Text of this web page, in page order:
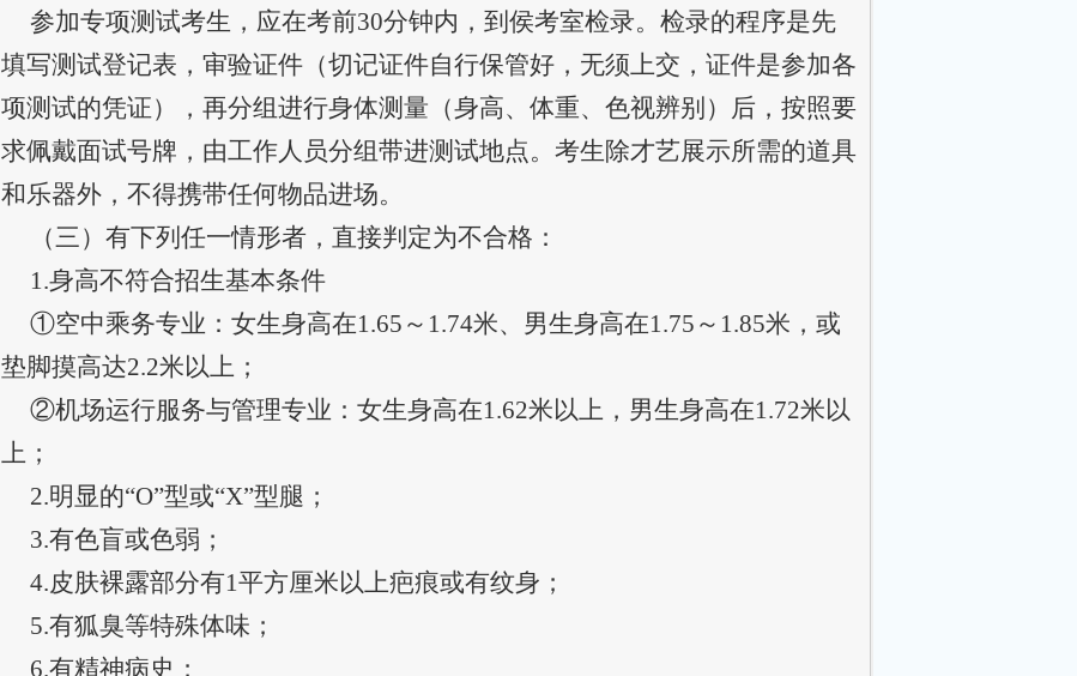
参加专项测试考生，应在考前30分钟内，到侯考室检录。检录的程序是先
填写测试登记表，审验证件（切记证件自行保管好，无须上交，证件是参加各
项测试的凭证），再分组进行身体测量（身高、体重、色视辨别）后，按照要
求佩戴面试号牌，由工作人员分组带进测试地点。考生除才艺展示所需的道具
和乐器外，不得携带任何物品进场。
（三）有下列任一情形者，直接判定为不合格：
1.身高不符合招生基本条件
①空中乘务专业：女生身高在1.65～1.74米、男生身高在1.75～1.85米，或
垫脚摸高达2.2米以上；
②机场运行服务与管理专业：女生身高在1.62米以上，男生身高在1.72米以
上；
2.明显的“O”型或“X”型腿；
3.有色盲或色弱；
4.皮肤裸露部分有1平方厘米以上疤痕或有纹身；
5.有狐臭等特殊体味；
6.有精神病史；